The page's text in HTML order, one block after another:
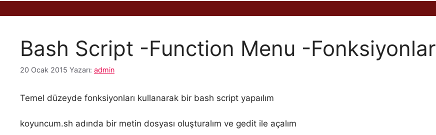
Bash Script -Function Menu -Fonksiyonlar
20 Ocak 2015 Yazarı: admin
Temel düzeyde fonksiyonları kullanarak bir bash script yapaılım
koyuncum.sh adında bir metin dosyası oluşturalım ve gedit ile açalım